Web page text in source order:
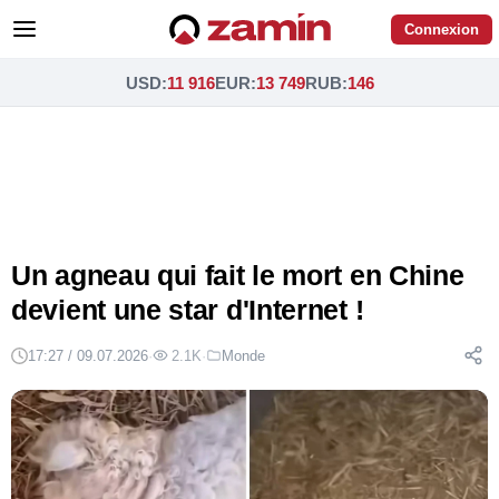
Connexion
USD:11 916EUR:13 749RUB:146
Un agneau qui fait le mort en Chine
devient une star d'Internet !
17:27 / 09.07.2026· 2.1K· Monde